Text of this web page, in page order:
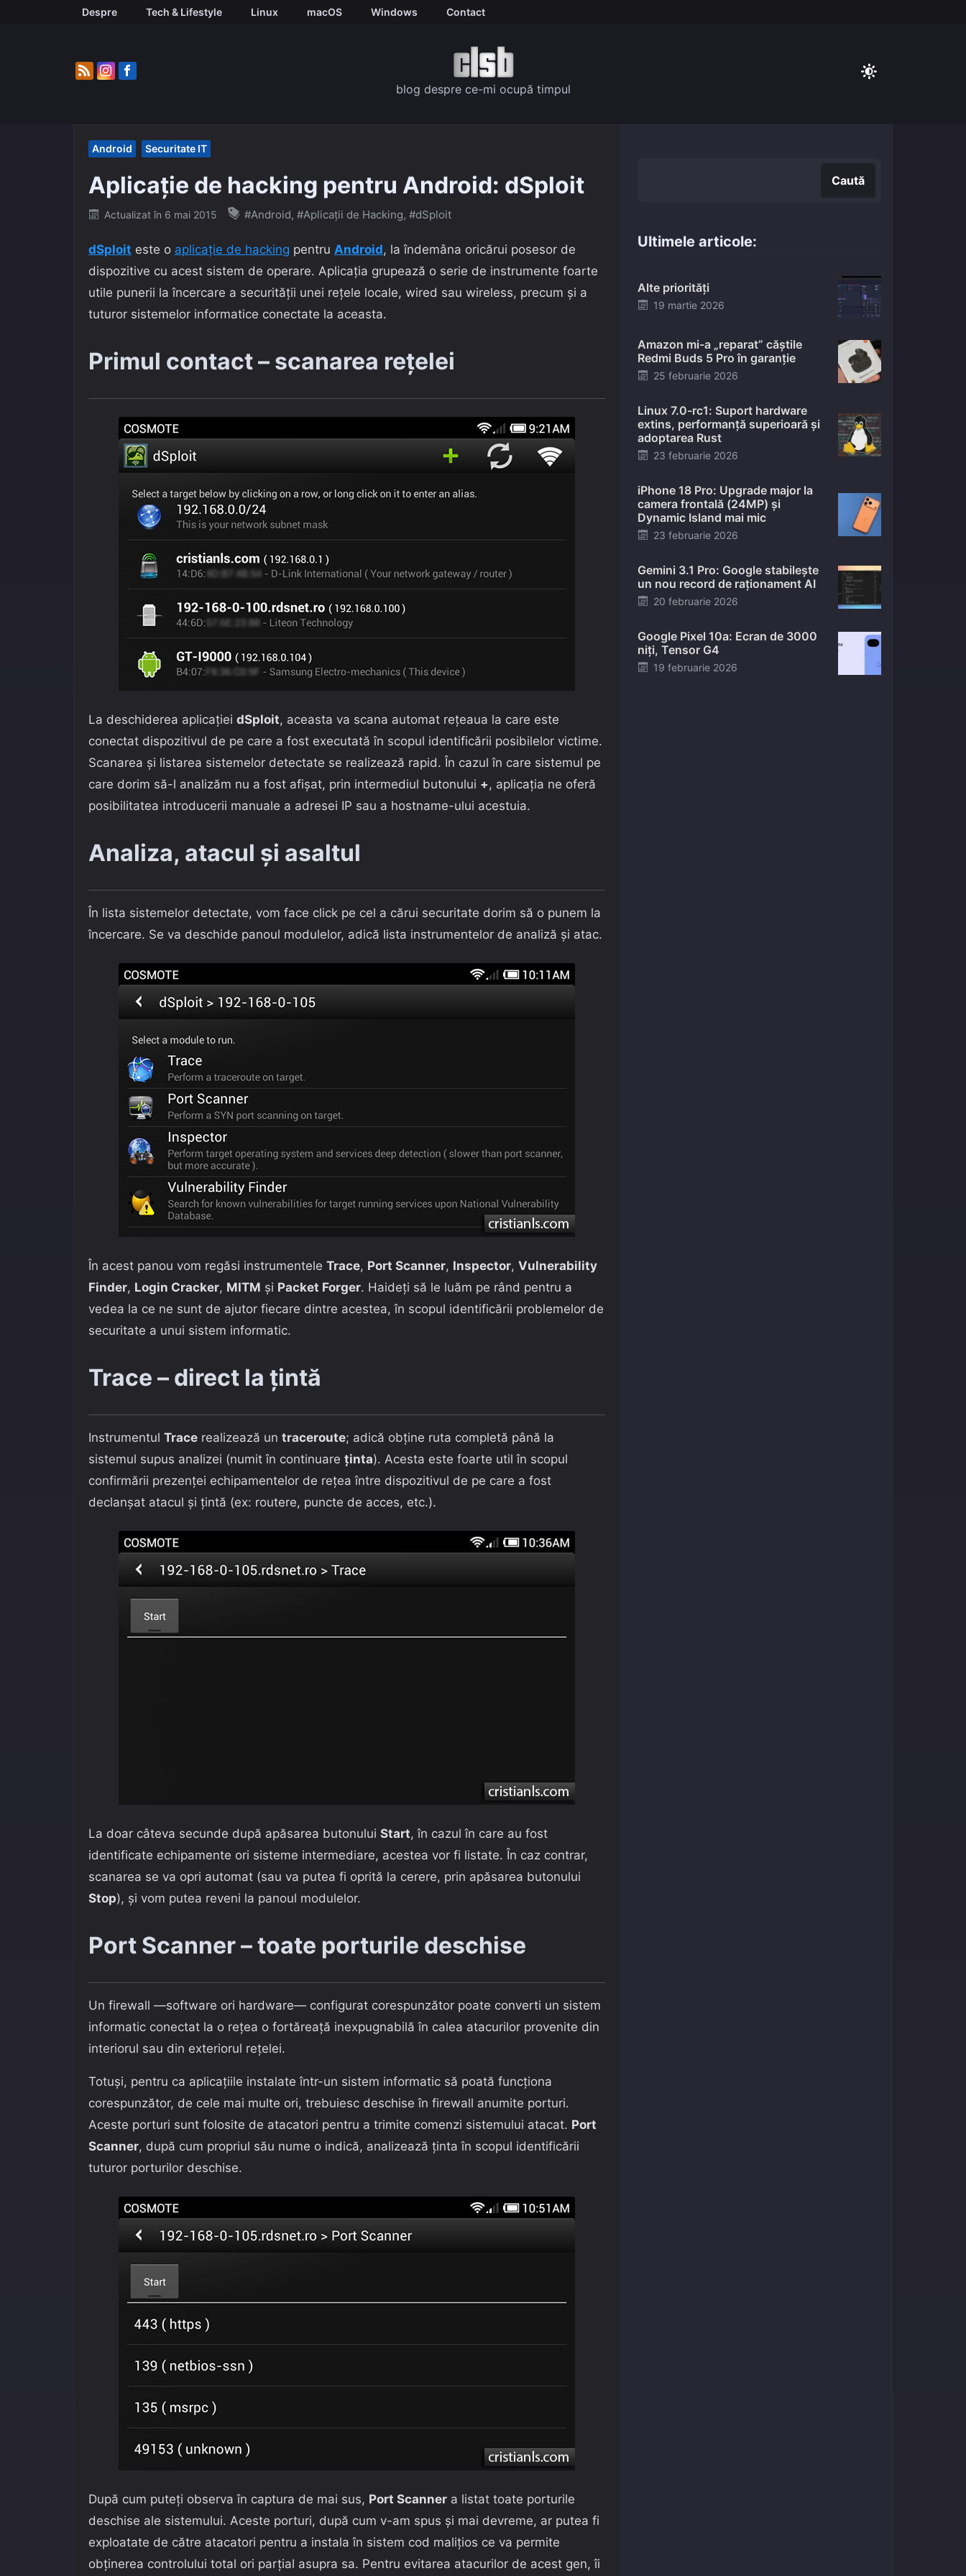
Despre Tech & Lifestyle Linux macOS Windows Contact
blog despre ce-mi ocupă timpul
Android Securitate IT
Aplicație de hacking pentru Android: dSploit
Posted
Actualizat în 6 mai 2015 #Android, #Aplicații de Hacking, #dSploit
dSploit este o aplicație de hacking pentru Android, la îndemâna oricărui posesor de
dispozitive cu acest sistem de operare. Aplicația grupează o serie de instrumente foarte
utile punerii la încercare a securității unei rețele locale, wired sau wireless, precum și a
tuturor sistemelor informatice conectate la aceasta.
Primul contact – scanarea rețelei
La deschiderea aplicației dSploit, aceasta va scana automat rețeaua la care este
conectat dispozitivul de pe care a fost executată în scopul identificării posibilelor victime.
Scanarea și listarea sistemelor detectate se realizează rapid. În cazul în care sistemul pe
care dorim să-l analizăm nu a fost afișat, prin intermediul butonului +, aplicația ne oferă
posibilitatea introducerii manuale a adresei IP sau a hostname-ului acestuia.
Analiza, atacul și asaltul
În lista sistemelor detectate, vom face click pe cel a cărui securitate dorim să o punem la
încercare. Se va deschide panoul modulelor, adică lista instrumentelor de analiză și atac.
În acest panou vom regăsi instrumentele Trace, Port Scanner, Inspector, Vulnerability
Finder, Login Cracker, MITM și Packet Forger. Haideți să le luăm pe rând pentru a
vedea la ce ne sunt de ajutor fiecare dintre acestea, în scopul identificării problemelor de
securitate a unui sistem informatic.
Trace – direct la țintă
Instrumentul Trace realizează un traceroute; adică obține ruta completă până la
sistemul supus analizei (numit în continuare ținta). Acesta este foarte util în scopul
confirmării prezenței echipamentelor de rețea între dispozitivul de pe care a fost
declanșat atacul și țintă (ex: routere, puncte de acces, etc.).
La doar câteva secunde după apăsarea butonului Start, în cazul în care au fost
identificate echipamente ori sisteme intermediare, acestea vor fi listate. În caz contrar,
scanarea se va opri automat (sau va putea fi oprită la cerere, prin apăsarea butonului
Stop), și vom putea reveni la panoul modulelor.
Port Scanner – toate porturile deschise
Un firewall —software ori hardware— configurat corespunzător poate converti un sistem
informatic conectat la o rețea o fortăreață inexpugnabilă în calea atacurilor provenite din
interiorul sau din exteriorul rețelei.
Totuși, pentru ca aplicațiile instalate într-un sistem informatic să poată funcționa
corespunzător, de cele mai multe ori, trebuiesc deschise în firewall anumite porturi.
Aceste porturi sunt folosite de atacatori pentru a trimite comenzi sistemului atacat. Port
Scanner, după cum propriul său nume o indică, analizează ținta în scopul identificării
tuturor porturilor deschise.
După cum puteți observa în captura de mai sus, Port Scanner a listat toate porturile
deschise ale sistemului. Aceste porturi, după cum v-am spus și mai devreme, ar putea fi
exploatate de către atacatori pentru a instala în sistem cod malițios ce va permite
obținerea controlului total ori parțial asupra sa. Pentru evitarea atacurilor de acest gen, îi
Caută
Ultimele articole:
Alte priorități
Posted
19 martie 2026
Amazon mi-a „reparat” căștile
Redmi Buds 5 Pro în garanție
Posted
25 februarie 2026
Linux 7.0-rc1: Suport hardware
extins, performanță superioară și
adoptarea Rust
Posted
23 februarie 2026
iPhone 18 Pro: Upgrade major la
camera frontală (24MP) și
Dynamic Island mai mic
Posted
23 februarie 2026
Gemini 3.1 Pro: Google stabilește
un nou record de raționament AI
Posted
20 februarie 2026
Google Pixel 10a: Ecran de 3000
niți, Tensor G4
Posted
19 februarie 2026